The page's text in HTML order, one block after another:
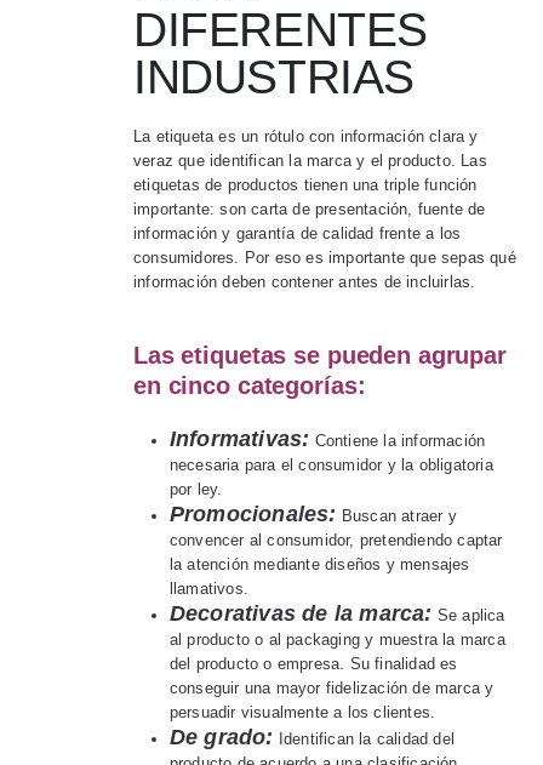
DIFERENTES
INDUSTRIAS
La etiqueta es un rótulo con información clara y
veraz que identifican la marca y el producto. Las
etiquetas de productos tienen una triple función
importante: son carta de presentación, fuente de
información y garantía de calidad frente a los
consumidores. Por eso es importante que sepas qué
información deben contener antes de incluirlas.
Las etiquetas se pueden agrupar
en cinco categorías:
Informativas: Contiene la información
necesaria para el consumidor y la obligatoria
por ley.
Promocionales: Buscan atraer y
convencer al consumidor, pretendiendo captar
la atención mediante diseños y mensajes
llamativos.
Decorativas de la marca: Se aplica
al producto o al packaging y muestra la marca
del producto o empresa. Su finalidad es
conseguir una mayor fidelización de marca y
persuadir visualmente a los clientes.
De grado: Identifican la calidad del